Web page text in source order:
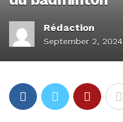
Rédaction
September 2, 2024